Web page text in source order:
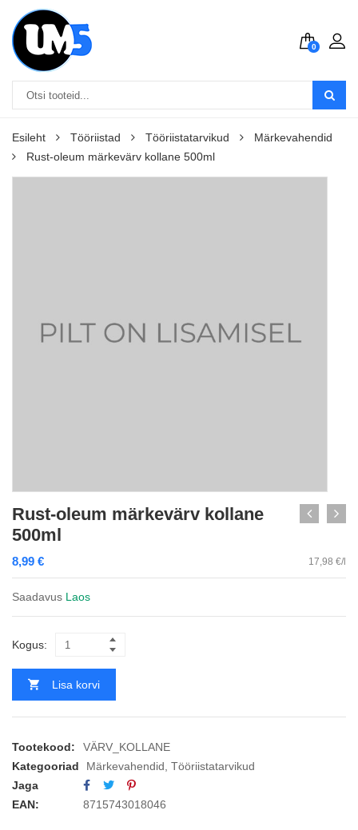
0
Esileht Tööriistad Tööriistatarvikud
Märkevahendid
Rust-oleum märkevärv kollane 500ml
Rust-oleum märkevärv kollane
500ml
8,99 € 17,98 €/l
Saadavus Laos
Kogus:
Lisa korvi
Tootekood:
VÄRV_KOLLANE
Kategooriad
Märkevahendid Tööriistatarvikud
Jaga
EAN:
8715743018046